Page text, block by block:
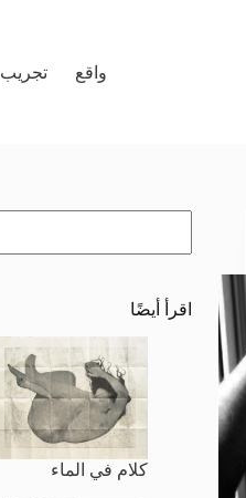
واقع
تجريب
اقرأ أيضًا
كلام في الماء